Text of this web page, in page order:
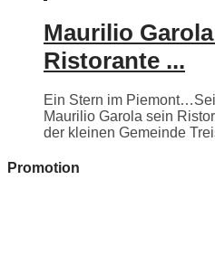
Maurilio
Ristorante ...
Ein Stern im
Maurilio Garola sein
der kleinen Gemeinde
Promotion